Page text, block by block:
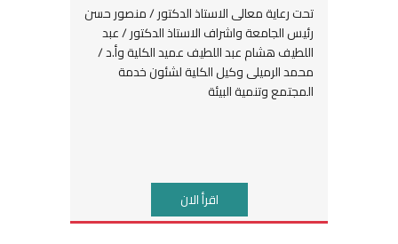
تحت رعاية معالى الاستاذ الدكتور / منصور حسن
رئيس الجامعة واشراف الاستاذ الدكتور / عبد
اللطيف هشام عبد اللطيف عميد الكلية وأ.د /
محمد الرميلى وكيل الكلية لشئون خدمة
المجتمع وتنمية البيئة
اقرأ الان